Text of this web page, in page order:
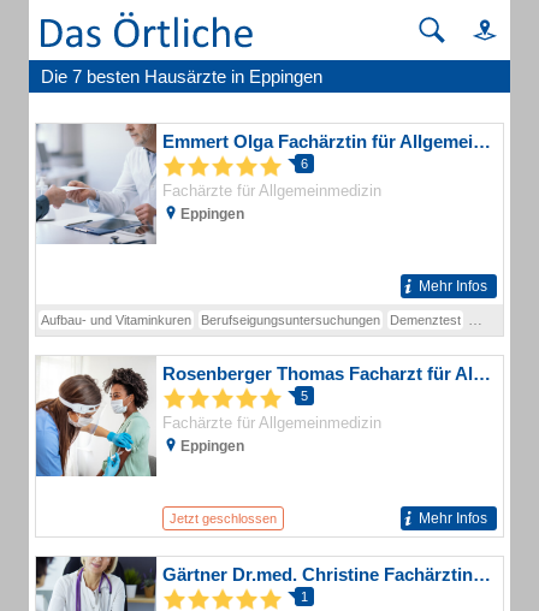
Die 7 besten Hausärzte in Eppingen
Emmert Olga Fachärztin für Allgemeinmedizin
6
Fachärzte für Allgemeinmedizin
Eppingen
Mehr Infos
Aufbau- und Vitaminkuren Berufseigungsuntersuchungen Demenztest
Rosenberger Thomas Facharzt für Allgemeinmedizin
5
Fachärzte für Allgemeinmedizin
Eppingen
Jetzt geschlossen Mehr Infos
Gärtner Dr.med. Christine Fachärztin für Allgemeinmedizin
1